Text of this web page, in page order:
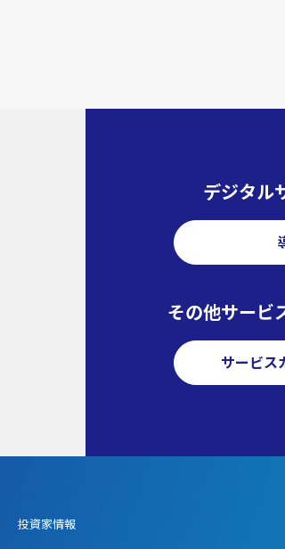
デジタル
その他サービ
サービス
投資家情報